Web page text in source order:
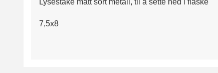
Lysestake matt sort metall, til å sette ned i flaske
7,5x8